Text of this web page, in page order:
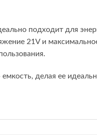
подходит для
21V и
емкость, делая ее